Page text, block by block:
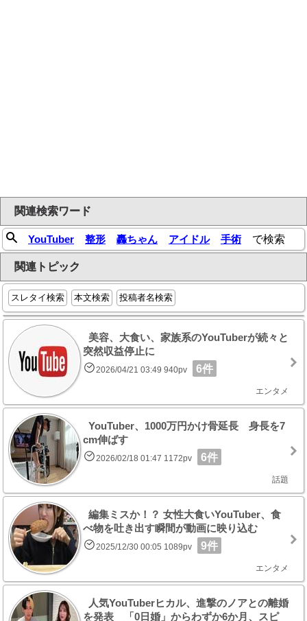
関連検索ワード
YouTuber 整形 轟ちゃん アイドル 手術で検索
関連トピック
スレタイ検索 本文検索 投稿者名検索
美容、大食い、家族系のYouTuberが続々と
突然収益停止に
2026/04/21 03:49 940pv 6件
エンタメ
YouTuber、1000万円かけ骨延長 身長を7
cm伸ばす
2026/02/18 01:47 1172pv 6件
話題
編集ミスか！？ 女性大食いYouTuber、食
べ物を吐き出す瞬間が動画に映り込む
2025/12/30 00:05 1089pv 9件
エンタメ
人気YouTuberヒカル、進撃のノアとの離婚
を発表 「0日婚」からわずか6か月、スピ